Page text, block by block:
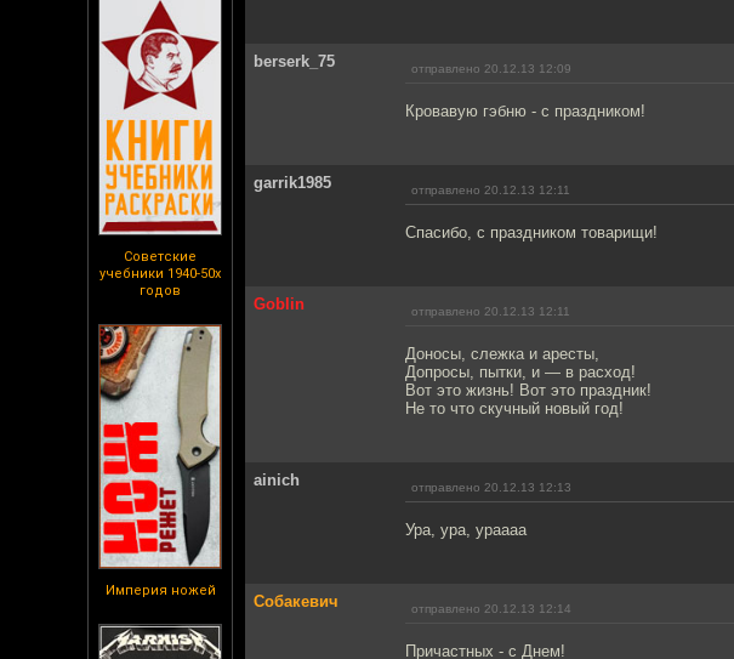
Советские
учебники 1940-50х
годов
Империя ножей
berserk_75 отправлено 20.12.13 12:09
Кровавую гэбню - с праздником!
garrik1985 отправлено 20.12.13 12:11
Спасибо, с праздником товарищи!
Goblin отправлено 20.12.13 12:11
Доносы, слежка и аресты,
Допросы, пытки, и — в расход!
Вот это жизнь! Вот это праздник!
Не то что скучный новый год!
ainich отправлено 20.12.13 12:13
Ура, ура, ураааа
Собакевич отправлено 20.12.13 12:14
Причастных - с Днем!